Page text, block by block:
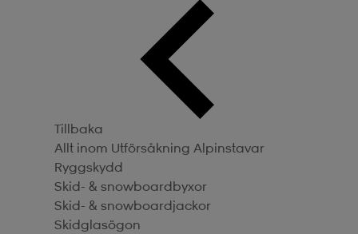
Tillbaka
Allt inom Utförsåkning Alpinstavar
Ryggskydd
Skid- & snowboardbyxor
Skid- & snowboardjackor
Skidglasögon